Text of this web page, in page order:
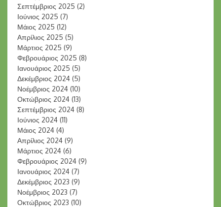
Σεπτέμβριος 2025 (2)
Ιούνιος 2025 (7)
Μάιος 2025 (12)
Απρίλιος 2025 (5)
Μάρτιος 2025 (9)
Φεβρουάριος 2025 (8)
Ιανουάριος 2025 (5)
Δεκέμβριος 2024 (5)
Νοέμβριος 2024 (10)
Οκτώβριος 2024 (13)
Σεπτέμβριος 2024 (8)
Ιούνιος 2024 (11)
Μάιος 2024 (4)
Απρίλιος 2024 (9)
Μάρτιος 2024 (6)
Φεβρουάριος 2024 (9)
Ιανουάριος 2024 (7)
Δεκέμβριος 2023 (9)
Νοέμβριος 2023 (7)
Οκτώβριος 2023 (10)